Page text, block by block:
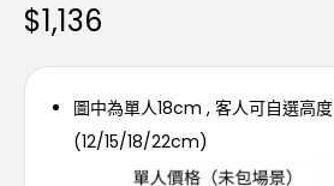
$1,136
圖中為單人18cm , 客人可自選高度
(12/15/18/22cm)